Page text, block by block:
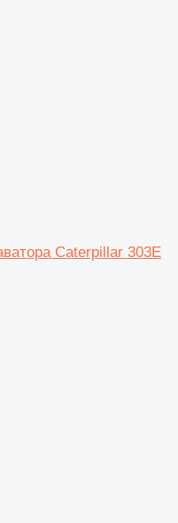
Caterpillar 303E